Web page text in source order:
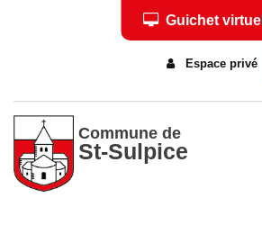
Espace privé
Guichet virtuel
Commune de
St-Sulpice